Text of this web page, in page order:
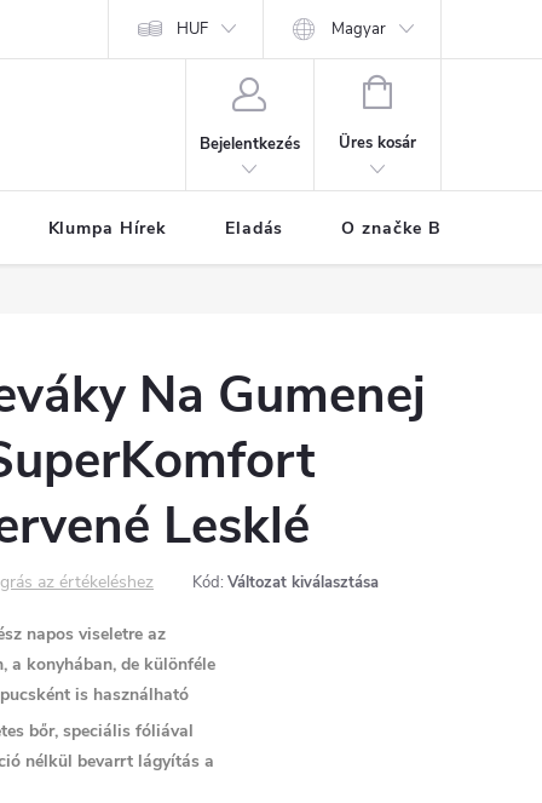
A személyes adatok védelmének feltételei
HUF Magyar
Bejelentkezés
KOSÁR
Üres kosár
Klumpa Hírek Eladás O značke BUXA
Na Gumenej
Lesklé
az értékeléshez Kód: Változat kiválasztása
napos viseletre az
a konyhában, de különféle
is használható
bőr, speciális fóliával
nélkül bevarrt lágyítás a